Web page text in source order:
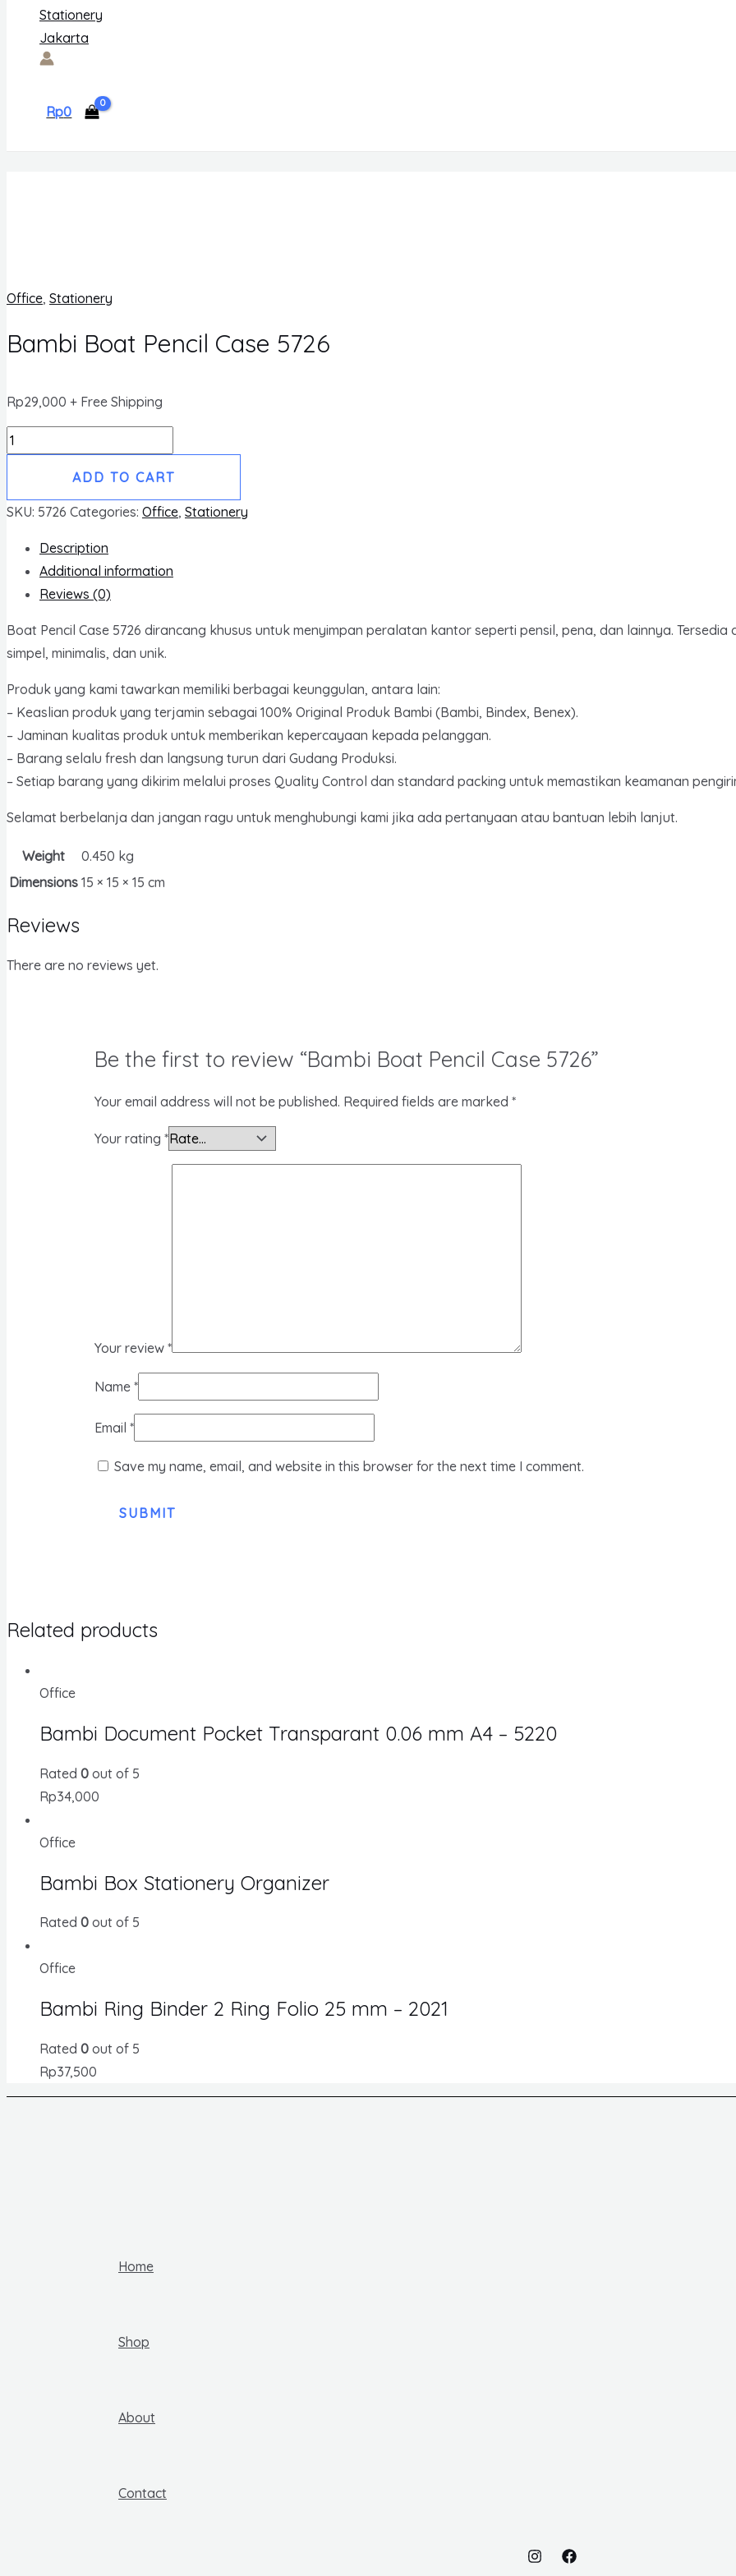
Rp0
Office, Stationery
Bambi Boat Pencil Case 5726
Rp29,000 + Free Shipping
Bambi
Boat
Case
quantity
ADD TO CART
SKU: 5726 Categories: Office, Stationery
Description
Additional information
Reviews (0)
Boat Pencil Case 5726 dirancang khusus untuk menyimpan peralatan kantor seperti pensil, pena, dan lainnya.
simpel, minimalis, dan unik.
Produk yang kami tawarkan memiliki berbagai keunggulan, antara lain:
– Keaslian produk yang terjamin sebagai 100% Original Produk Bambi (Bambi, Bindex, Benex).
– Jaminan kualitas produk untuk memberikan kepercayaan kepada pelanggan.
– Barang selalu fresh dan langsung turun dari Gudang Produksi.
– Setiap barang yang dikirim melalui proses Quality Control dan standard packing untuk memastikan keamanan
Selamat berbelanja dan jangan ragu untuk menghubungi kami jika ada pertanyaan atau bantuan lebih lanjut.
Weight
0.450 kg
Dimensions 15 × 15 × 15 cm
Reviews
There are no reviews yet.
Be the first to review “Bambi Boat Pencil Case 5726”
Your email address will not be published. Required fields are marked *
Your rating *
Your review *
Name *
Email *
Save my name, email, and website in this browser for the next time I comment.
Related products
Office
Bambi Document Pocket Transparant 0.06 mm A4 – 5220
Rated 0 out of 5
Rp34,000
Office
Bambi Box Stationery Organizer
Rated 0 out of 5
Office
Bambi Ring Binder 2 Ring Folio 25 mm – 2021
Rated 0 out of 5
Rp37,500
Home
Shop
About
Contact